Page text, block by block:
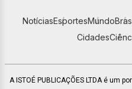
NotíciasEsportesMundo
Cidades
A ISTOÉ PUBLICAÇÕES LTDA é um